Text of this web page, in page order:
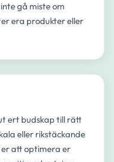
gå miste om
era produkter eller
ert budskap till rätt
eller rikstäckande
er att optimera er